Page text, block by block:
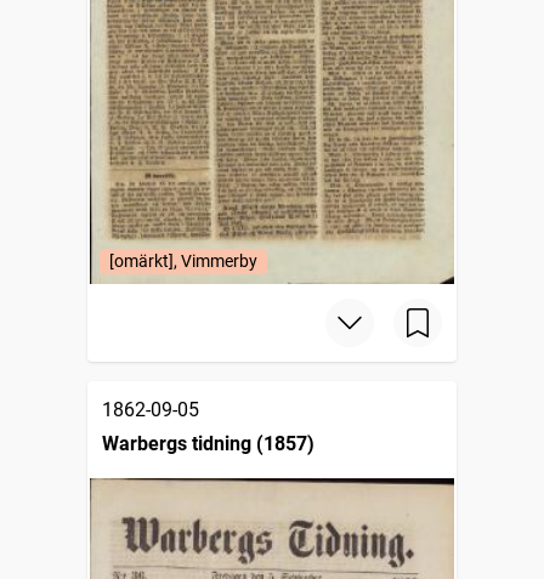
[omärkt], Vimmerby
1862-09-05
Warbergs tidning (1857)